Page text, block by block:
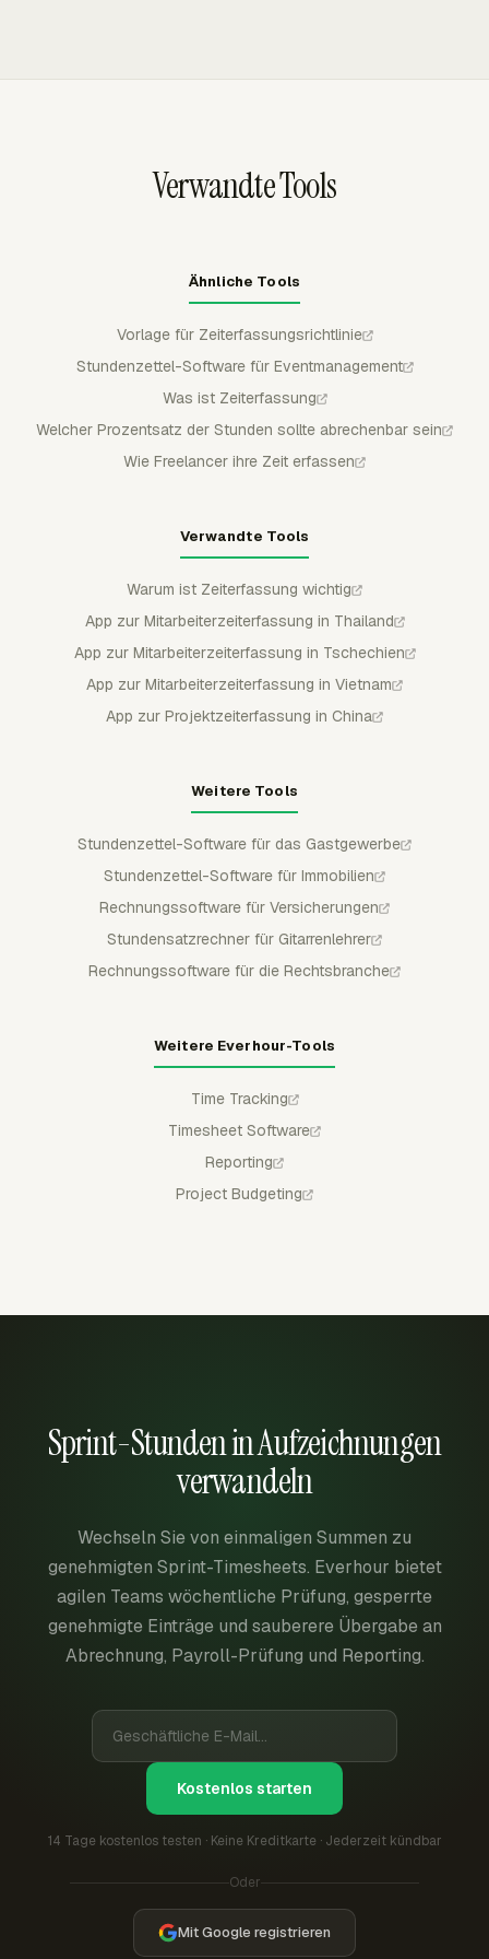
Verwandte Tools
Ähnliche Tools
Vorlage für Zeiterfassungsrichtlinie
Stundenzettel-Software für Eventmanagement
Was ist Zeiterfassung
Welcher Prozentsatz der Stunden sollte abrechenbar sein
Wie Freelancer ihre Zeit erfassen
Verwandte Tools
Warum ist Zeiterfassung wichtig
App zur Mitarbeiterzeiterfassung in Thailand
App zur Mitarbeiterzeiterfassung in Tschechien
App zur Mitarbeiterzeiterfassung in Vietnam
App zur Projektzeiterfassung in China
Weitere Tools
Stundenzettel-Software für das Gastgewerbe
Stundenzettel-Software für Immobilien
Rechnungssoftware für Versicherungen
Stundensatzrechner für Gitarrenlehrer
Rechnungssoftware für die Rechtsbranche
Weitere Everhour-Tools
Time Tracking
Timesheet Software
Reporting
Project Budgeting
Sprint-Stunden in Aufzeichnungen
verwandeln
Wechseln Sie von einmaligen Summen zu
genehmigten Sprint-Timesheets. Everhour bietet
agilen Teams wöchentliche Prüfung, gesperrte
genehmigte Einträge und sauberere Übergabe an
Abrechnung, Payroll-Prüfung und Reporting.
Kostenlos starten
14 Tage kostenlos testen · Keine Kreditkarte · Jederzeit kündbar
Oder
Mit Google registrieren